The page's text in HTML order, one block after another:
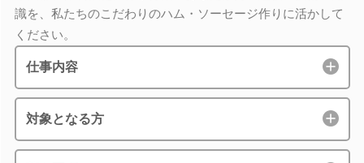
識を、私たちのこだわりのハム・ソーセージ作りに活かして
ください。
仕事内容
対象となる方